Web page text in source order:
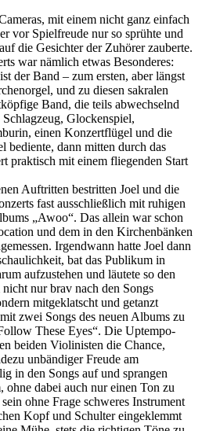
mit einem nicht ganz einfach
vor Spielfreude nur so sprühte und
die Gesichter der Zuhörer zauberte.
war nämlich etwas Besonderes:
der Band – zum ersten, aber längst
und zu diesen sakralen
Band, die teils abwechselnd
Glockenspiel,
einen Konzertflügel und die
bediente, dann mitten durch das
praktisch mit einem fliegenden Start
Auftritten bestritten Joel und die
fast ausschließlich mit ruhigen
„Awoo“. Das allein war schon
und dem in den Kirchenbänken
Irgendwann hatte Joel dann
bat das Publikum in
aufzustehen und läutete so den
nur brav nach den Songs
mitgeklatscht und getanzt
zwei Songs des neuen Albums zu
These Eyes“. Die Uptempo-
beiden Violinisten die Chance,
unbändiger Freude am
in den Songs auf und sprangen
ohne dabei auch nur einen Ton zu
ohne Frage schweres Instrument
Kopf und Schulter eingeklemmt